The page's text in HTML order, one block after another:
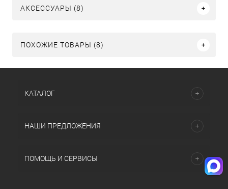
АКСЕССУАРЫ (8)
ПОХОЖИЕ ТОВАРЫ (8)
КАТАЛОГ
НАШИ ПРЕДЛОЖЕНИЯ
ПОМОЩЬ И СЕРВИСЫ